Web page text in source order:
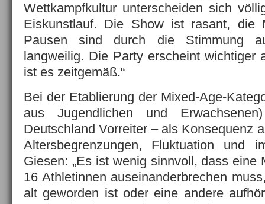
Wettkampfkultur unterscheiden sich
Eiskunstlauf. Die Show ist rasant, die
Pausen sind durch die Stimmung
langweilig. Die Party erscheint wichtiger
ist es zeitgemäß.“
Bei der Etablierung der Mixed-Age-
aus Jugendlichen und
Deutschland Vorreiter – als Konsequenz
Altersbegrenzungen, Fluktuation und
Giesen: „Es ist wenig sinnvoll, dass eine
16 Athletinnen auseinanderbrechen
alt geworden ist oder eine andere